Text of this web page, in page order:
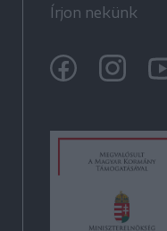
Írjon nekünk